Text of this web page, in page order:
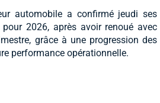
automobile a confirmé jeudi ses
pour 2026, après avoir renoué avec
grâce à une progression des
performance opérationnelle.